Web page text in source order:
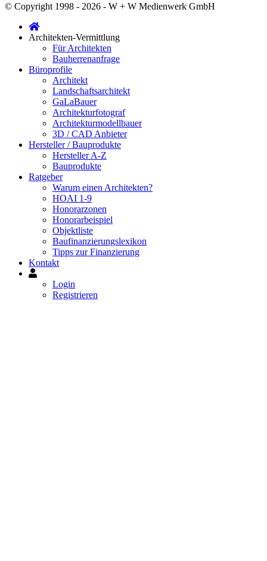
© Copyright 1998 - 2026 - W + W Medienwerk GmbH
Architekten-Vermittlung
Für Architekten
Bauherrenanfrage
Büroprofile
Architekt
Landschaftsarchitekt
GaLaBauer
Architekturfotograf
Architekturmodellbauer
3D / CAD Anbieter
Hersteller / Bauprodukte
Hersteller A-Z
Bauprodukte
Ratgeber
Warum einen Architekten?
HOAI 1-9
Honorarzonen
Honorarbeispiel
Objektliste
Baufinanzierungslexikon
Tipps zur Finanzierung
Kontakt
Mein
KontoLogin
Registrieren